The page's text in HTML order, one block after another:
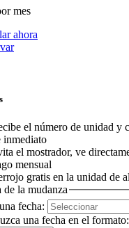
mes
ahora
el número de unidad y
inmediato
el mostrador, ve
mensual
gratis en la unidad de
de la mudanza
fecha:
una fecha en el